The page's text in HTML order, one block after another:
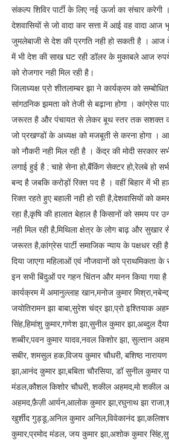
संकल्प शिविर पार्टी के लिए नई ऊर्जा का संचार करेगी
देशवासियों से जो वादा कर सत्ता में आई वह वादा
जुमलेबाजी से देश की प्रगति नही हो सकती है । आज
में भी देश की साख घट रही डॉलर के मुकाबले आज रुपये
को रोजगार नही मिल रही है।
जिलाध्यक्ष प्रो शीतलाम्बर झा ने कार्यक्रम को
सांगठनिक झमता को तेजी से बढ़ाना होगा । कांग्रेस
जरूरत है और पंचायत से लेकर बूथ स्तर तक सशक्त
जो प्रखण्डों के अध्यक्ष को मजबूती से करना होगा ।
को नौकरी नही मिल रही है । केंद्र की मोदी सरकार
लगाई हुई है ; चाहे सेना हो,बैंकिंग सेक्टर हो,रेलबे हो
बन्द है जबकि करोड़ों रिक्त पद है । वहीं बिहार में भी
रिक्त रहते हुए बहाली नही हो रही है,देशवासियों को
रहा है,कृषि की हालात बेहाल है किसानों को समय पर
नही मिल रही है,मिथिला क्षेत्र के लोग बाढ़ और
जरूरत है,कांग्रेस पार्टी समाजिक न्याय के पक्षधर
दिया जाएगा महिलाओं एवं नौजवानों को प्राथमिकता
इन सभी बिंदुओं पर गहन चिंतन और मनन किया गया
कार्यक्रम में अमानुल्लाह खान,मनोज कुमार
जयोतिरामन झा बाबा,सुरेश चंद्र झा,प्रो
सिंह,हिमांशु कुमार,गणेश झा,सुनील कुमार झा,अब्दुल
शब्बीर,पवन कुमार यादव,नवल किशोर झा, सुल्तान
सबीर, शमसुल हक,विजय कुमार चौधरी, बशिष्ठ
झा,आनंद कुमार झा,बबिता चौरसिया, डॉ सुनील कुमार
मंडल,कौशल किशोर चौधरी, शकील अहमद,मो शकील
अहमद,फ़ैज़ी आर्यन,आलोक कुमार झा,रघुनाथ झा
खुर्शीद गुड्डू,अनिल कुमार अनिल,विवेकानंद
कुमार,प्रमोद मंडल, जय कुमार झा,अशोक कुमार